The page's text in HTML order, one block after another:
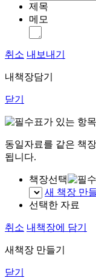
제목
메모
취소 내보내기
내책장담기
닫기
표가 있는 항
동일자료를 같은 책
됩니다.
책장선택
새 책장 만
선택한 자료
취소 내책장에 담기
새책장 만들기
닫기